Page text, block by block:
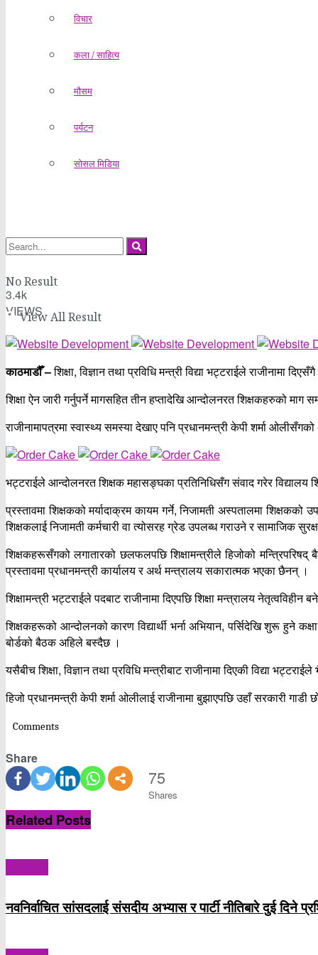
विचार
कला / साहित्य
मौसम
पर्यटन
सोसल मिडिया
No Result
View All Result
3.4k
VIEWS
काठमाडौँ –शिक्षा, विज्ञान तथा प्रविधि मन्त्री विद्या भट्टराईले राजीनामा
शिक्षा ऐन जारी गर्नुपर्ने मागसहित तीन हप्तादेखि आन्दोलनरत शिक्षकहरुको माग
राजीनामापत्रमा स्वास्थ्य समस्या देखाए पनि प्रधानमन्त्री केपी शर्मा
भट्टराईले आन्दोलनरत शिक्षक महासङ्घका प्रतिनिधिसँग संवाद गरेर विद्यालय
प्रस्तावमा शिक्षकको मर्यादाक्रम कायम गर्ने, निजामती अस्पतालमा शिक्षकको
शिक्षकलाई निजामती कर्मचारी वा त्योसरह ग्रेड उपलब्ध गराउने र सामाजिक
शिक्षकहरूसँगको लगातारको छलफलपछि शिक्षामन्त्रीले हिजोको
प्रस्तावमा प्रधानमन्त्री कार्यालय र अर्थ मन्त्रालय सकारात्मक भएका छैनन् ।
शिक्षामन्त्री भट्टराईले पदबाट राजीनामा दिएपछि शिक्षा मन्त्रालय
शिक्षकहरूको आन्दोलनको कारण विद्यार्थी भर्ना अभियान, पर्सिदेखि शुरू हुने कक्षा
बोर्डको बैठक अहिले बस्दैछ ।
यसैबीच शिक्षा, विज्ञान तथा प्रविधि मन्त्रीबाट राजीनामा दिएकी विद्या
हिजो प्रधानमन्त्री केपी शर्मा ओलीलाई राजीनामा बुझाएपछि उहाँ सरकारी
Comments
Share
75
Shares
Related Posts
नवनिर्वाचित सांसदलाई संसदीय अभ्यास र पार्टी नीतिबारे दुई दिने